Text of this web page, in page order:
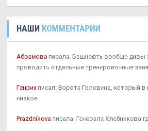
НАШИ КОММЕНТАРИИ
Абрамова писала: Башнефть вообще дивы
проводить отдельные тренировочные
Генрих писал: Ворота Головина, который в
низкое.
Prazdnikova писала: Генерала Хлебникова